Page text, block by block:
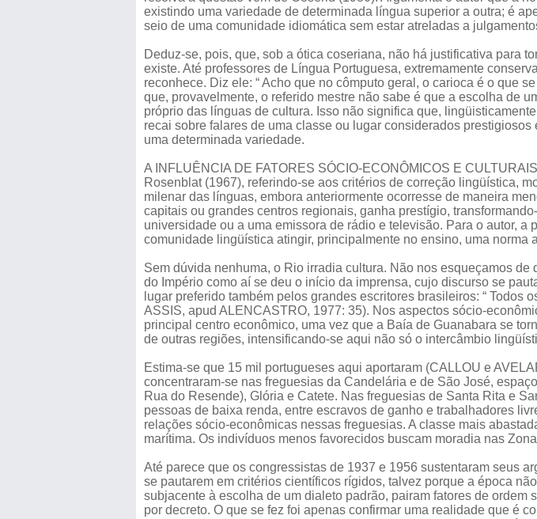
existindo uma variedade de determinada língua superior a outra; é
seio de uma comunidade idiomática sem estar atreladas a
Deduz-se, pois, que, sob a ótica coseriana, não há justificativa para
existe. Até professores de Língua Portuguesa, extremamente
reconhece. Diz ele: “ Acho que no cômputo geral, o carioca é o que
que, provavelmente, o referido mestre não sabe é que a escolha de
próprio das línguas de cultura. Isso não significa que,
recai sobre falares de uma classe ou lugar considerados
uma determinada variedade.
A INFLUÊNCIA DE FATORES SÓCIO-ECONÔMICOS E CULTURAIS
Rosenblat (1967), referindo-se aos critérios de correção lingüística,
milenar das línguas, embora anteriormente ocorresse de maneira
capitais ou grandes centros regionais, ganha prestígio,
universidade ou a uma emissora de rádio e televisão. Para o autor,
comunidade lingüística atingir, principalmente no ensino, uma norma
Sem dúvida nenhuma, o Rio irradia cultura. Não nos esqueçamos
do Império como aí se deu o início da imprensa, cujo discurso se
lugar preferido também pelos grandes escritores brasileiros: “
ASSIS, apud ALENCASTRO, 1977: 35). Nos aspectos sócio-
principal centro econômico, uma vez que a Baía de Guanabara se
de outras regiões, intensificando-se aqui não só o intercâmbio
Estima-se que 15 mil portugueses aqui aportaram (CALLOU e
concentraram-se nas freguesias da Candelária e de São José,
Rua do Resende), Glória e Catete. Nas freguesias de Santa Rita e
pessoas de baixa renda, entre escravos de ganho e trabalhadores
relações sócio-econômicas nessas freguesias. A classe mais
marítima. Os indivíduos menos favorecidos buscam moradia nas
Até parece que os congressistas de 1937 e 1956 sustentaram seus
se pautarem em critérios científicos rígidos, talvez porque a época
subjacente à escolha de um dialeto padrão, pairam fatores de
por decreto. O que se fez foi apenas confirmar uma realidade que é